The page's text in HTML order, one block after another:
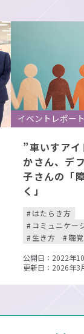
イベントレポー
”車いすア
かさん、デ
子さんの「
く」
はたらき方
コミュニケー
生き方
聴
公開日：2022年
更新日：2026年3